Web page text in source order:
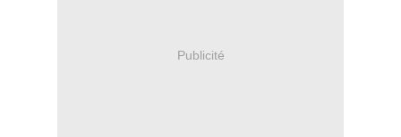
Publicité